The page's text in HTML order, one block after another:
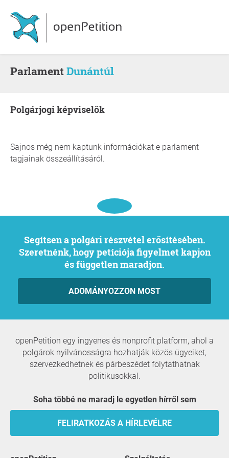
ParlamentDunántúl
polgárjogi képviselők
Sajnos még nem kaptunk információkat e parlament
tagjainak összeállításáról.
Segítsen a polgári részvétel erősítésében.
Szeretnénk, hogy petíciója figyelmet kapjon
és független maradjon.
ADOMÁNYOZZON MOST
openPetition egy ingyenes és nonprofit platform, ahol a
polgárok nyilvánosságra hozhatják közös ügyeiket,
szervezkedhetnek és párbeszédet folytathatnak
politikusokkal.
Soha többé ne maradj le egyetlen hírről sem
FELIRATKOZÁS A HÍRLEVÉLRE